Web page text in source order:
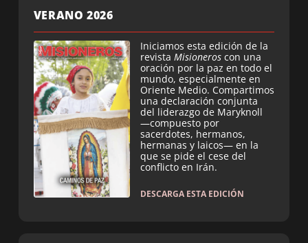
VERANO 2026
Iniciamos esta edición de la
revista Misioneros con una
oración por la paz en todo el
mundo, especialmente en
Oriente Medio. Compartimos
una declaración conjunta
del liderazgo de Maryknoll
—compuesto por
sacerdotes, hermanos,
hermanas y laicos— en la
que se pide el cese del
conflicto en Irán.
DESCARGA ESTA EDICIÓN